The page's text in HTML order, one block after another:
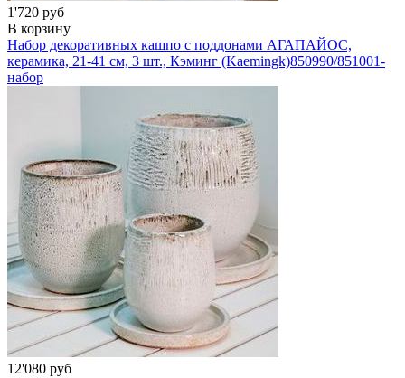
1'720 руб
В корзину
Набор декоративных кашпо с поддонами АГАПАЙОС,
керамика, 21-41 см, 3 шт., Кэминг (Kaemingk)850990/851001-
набор
12'080 руб